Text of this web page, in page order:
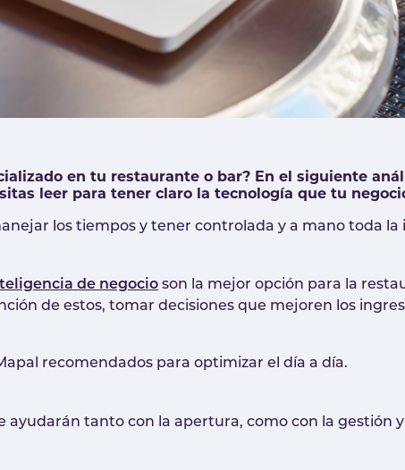
en tu restaurante o bar? En el siguiente
leer para tener claro la tecnología que tu
los tiempos y tener controlada y a mano toda la
de negocio son la mejor opción para la
de estos, tomar decisiones que mejoren los
recomendados para optimizar el día a día.
ayudarán tanto con la apertura, como con la gestión